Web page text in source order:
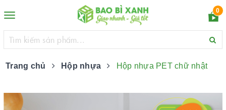
Toggle
navigation
0
Trang chủ Hộp nhựa Hộp nhựa PET chữ nhật